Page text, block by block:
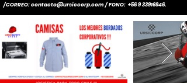
/CORREO:contacto@ursiccorp.com/ FONO: +56 9 33916946.